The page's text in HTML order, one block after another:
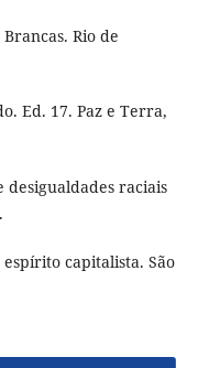
Rio de
Ed. 17. Paz e Terra,
desigualdades raciais
capitalista. São